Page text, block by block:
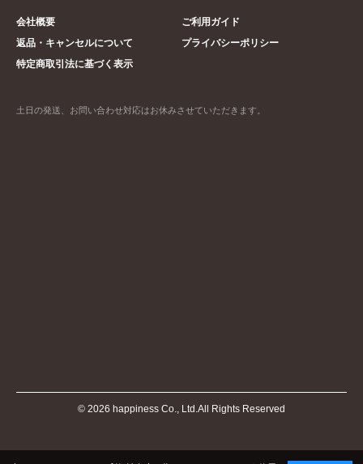
会社概要
ご利用ガイド
返品・キャンセルについて
プライバシーポリシー
特定商取引法に基づく表示
土日の発送、お問い合わせ対応はお休みさせていただきます。
© 2026 happiness Co., Ltd.All Rights Reserved